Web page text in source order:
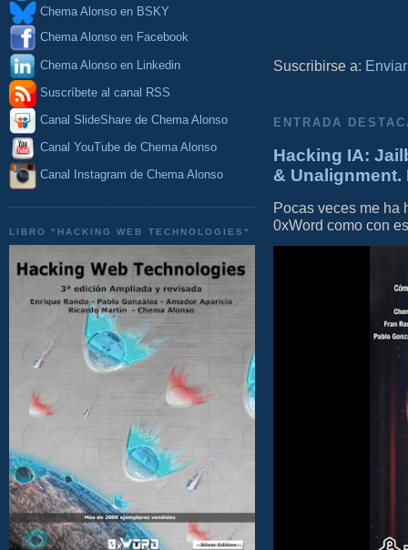
Chema Alonso en BSKY
Chema Alonso en Facebook
Chema Alonso en Linkedin
Suscríbete al canal RSS
Canal SlideShare de Chema Alonso
Canal YouTube de Chema Alonso
Canal Instagram de Chema Alonso
LIBRO "HACKING WEB TECHNOLOGIES"
Suscribirse a:
ENTRADA
Hacking IA:
&
Pocas veces me ha
0xWord como con